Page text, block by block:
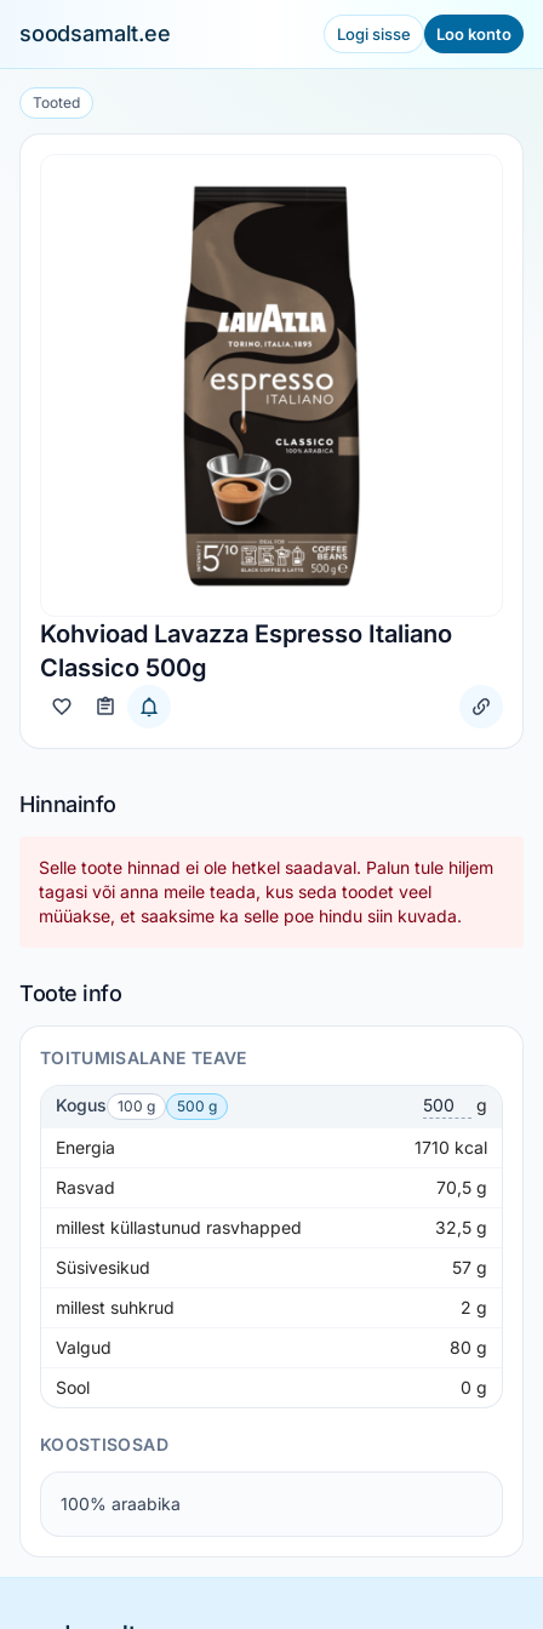
soodsamalt.ee Logi sisse Loo konto
Tooted
Kohvioad Lavazza Espresso Italiano
Classico 500g
Hinnainfo
Selle toote hinnad ei ole hetkel saadaval. Palun tule hiljem
tagasi või anna meile teada, kus seda toodet veel
müüakse, et saaksime ka selle poe hindu siin kuvada.
Toote info
TOITUMISALANE TEAVE
Kogus 100 g 500 g g
Energia 1710 kcal
Rasvad
70,5 g
millest küllastunud rasvhapped
32,5 g
Süsivesikud
57 g
millest suhkrud
2 g
Valgud
80 g
Sool
0 g
KOOSTISOSAD
100% araabika